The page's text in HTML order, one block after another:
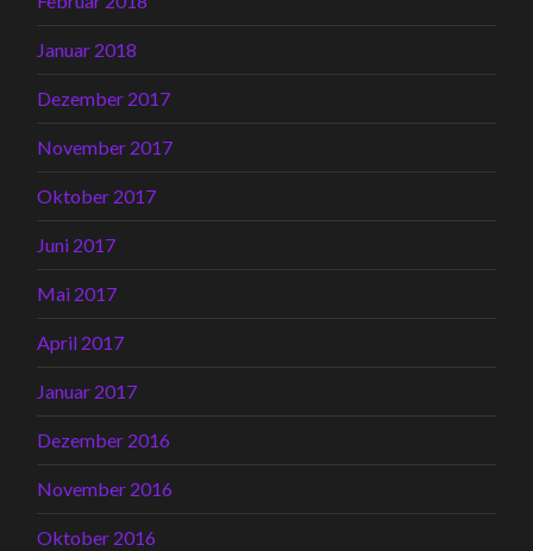
Januar 2018
Dezember 2017
November 2017
Oktober 2017
Juni 2017
Mai 2017
April 2017
Januar 2017
Dezember 2016
November 2016
Oktober 2016